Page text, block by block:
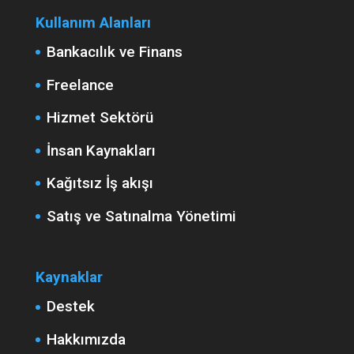
Kullanım Alanları
Bankacılık ve Finans
Freelance
Hizmet Sektörü
İnsan Kaynakları
Kağıtsız İş akışı
Satış ve Satınalma Yönetimi
Kaynaklar
Destek
Hakkımızda